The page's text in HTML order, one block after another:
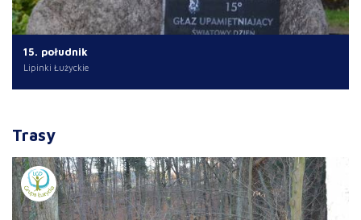
15. południk
Lipinki Łużyckie
Trasy